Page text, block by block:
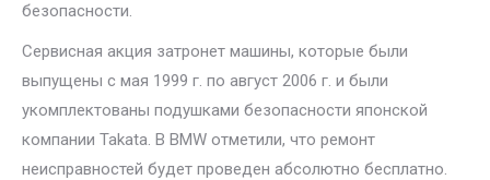
безопасности.
Сервисная акция затронет машины, которые были
выпущены с мая 1999 г. по август 2006 г. и были
укомплектованы подушками безопасности японской
компании Takata. В BMW отметили, что ремонт
неисправностей будет проведен абсолютно бесплатно.